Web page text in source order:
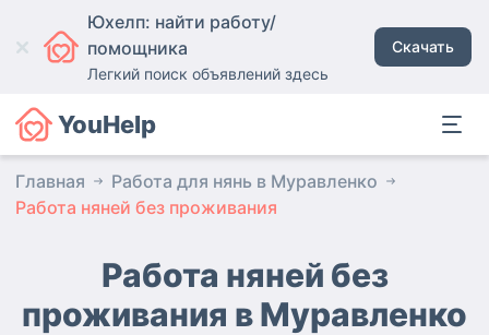
Юхелп: найти работу/
помощника
Легкий поиск объявлений здесь
Скачать
YouHelp
Главная
Работа для нянь в Муравленко
Работа няней без проживания
Работа няней без
проживания в Муравленко